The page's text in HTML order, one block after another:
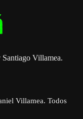
Villamea.
Villamea. Todos